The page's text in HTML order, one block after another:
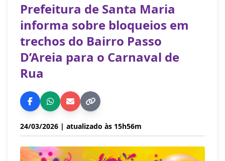
Prefeitura de Santa Maria
informa sobre bloqueios em
trechos do Bairro Passo
D’Areia para o Carnaval de
Rua
24/03/2026 | atualizado às 15h56m